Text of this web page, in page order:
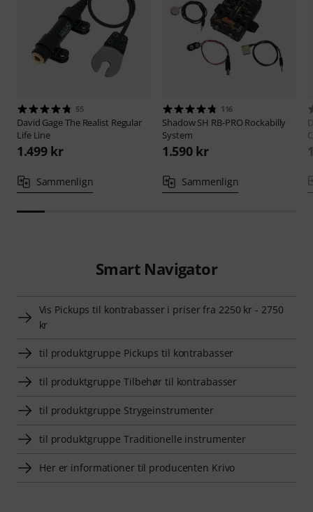
55
David GageThe Realist Regular
Life Line
1.499 kr
Sammenlign
116
ShadowSH RB-PRO Rockabilly
System
1.590 kr
Sammenlign
Smart Navigator
Vis Pickups til kontrabasser i priser fra 2250 kr - 2750
kr
til produktgruppe Pickups til kontrabasser
til produktgruppe Tilbehør til kontrabasser
til produktgruppe Strygeinstrumenter
til produktgruppe Traditionelle instrumenter
Her er informationer til producenten Krivo